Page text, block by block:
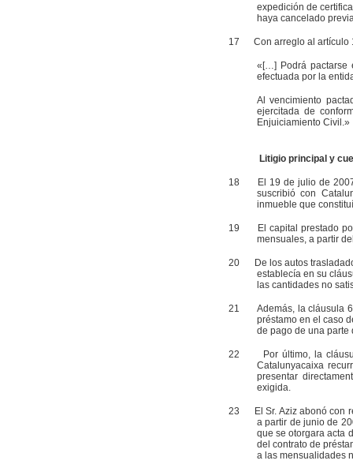
expedición de
haya cancelado
17 Con arreglo al artículo
«[…] Podrá pactarse
efectuada por la
Al vencimiento
ejercitada de
Enjuiciamiento Civil.»
Litigio principal y
18El 19 de julio de 2007,
suscribió con
inmueble que
19 El capital prestado por
mensuales, a partir
20De los autos
establecía en su
las cantidades no
21 Además, la cláusula
préstamo en el caso
de pago de una parte
22 Por último, la
Catalunyacaixa
presentar
exigida.
23 El Sr. Aziz abonó con
a partir de junio de
que se otorgara acta
del contrato de
a las mensualidades